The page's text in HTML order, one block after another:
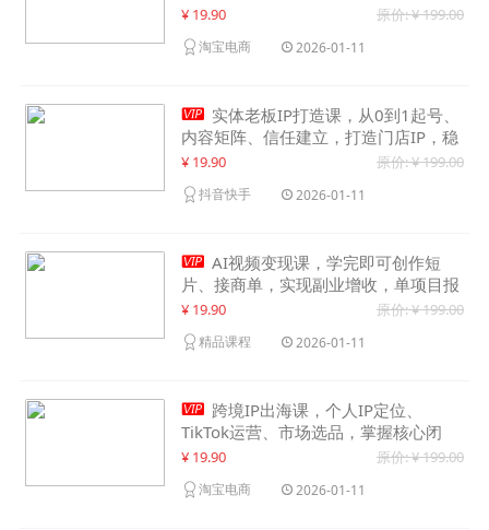
铺业绩增长50%+
¥ 19.90 原价: ¥ 199.00
淘宝电商 2026-01-11
 实体老板IP打造课，从0到1起号、
内容矩阵、信任建立，打造门店IP，稳
定获客增收
¥ 19.90 原价: ¥ 199.00
抖音快手 2026-01-11
 AI视频变现课，学完即可创作短
片、接商单，实现副业增收，单项目报
价可达千元
¥ 19.90 原价: ¥ 199.00
精品课程 2026-01-11
 跨境IP出海课，个人IP定位、
TikTok运营、市场选品，掌握核心闭
环，实现月入1万美金+
¥ 19.90 原价: ¥ 199.00
淘宝电商 2026-01-11